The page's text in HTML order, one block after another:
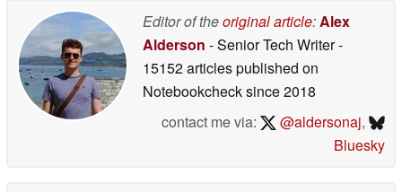
Editor of theoriginal article:Alex
Alderson - Senior Tech Writer-
15152 articles published on
Notebookchecksince 2018
contact me via:
@aldersonaj,
Bluesky